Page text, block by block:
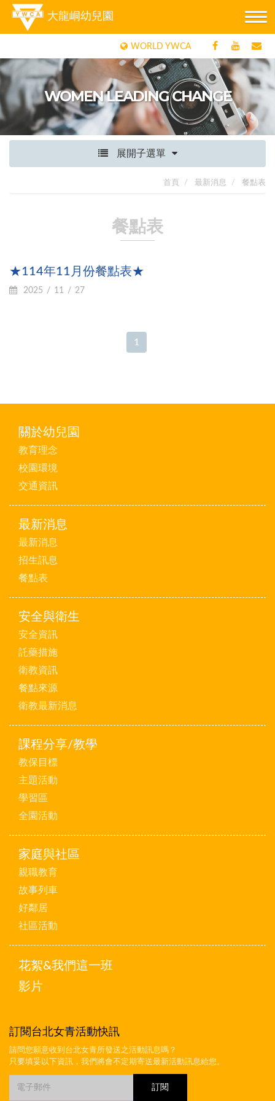
大龍峒幼兒園
WORLD YWCA
WOMEN LEADING CHANGE
展開子選單
首頁 最新消息 餐點表
餐點表
★114年11月份餐點表★
2025 11 27
1
關於幼兒園
教育理念
校園環境
交通資訊
最新消息
最新消息
招生訊息
餐點表
安全與衛生
安全資訊
託藥措施
衛教資訊
餐點來源
衛教最新消息
課程分享/教學
教保目標
主題活動
學習區
全園活動
家庭與社區
親職教育
故事列車
好鄰居
社區活動
花絮&我們這一班
影片
訂閱台北女青活動快訊
請問您願意收到台北女青所發送之活動訊息嗎？
只要填妥以下資訊，我們將會不定期寄送最新活動訊息給您。